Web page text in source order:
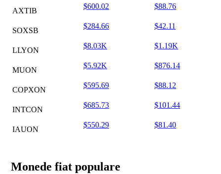
AXTIB
$600.02 $88.76
SOXSB
$284.66 $42.11
LLYON
$8.03K $1.19K
MUON
$5.92K $876.14
COPXON
$595.69 $88.12
INTCON
$685.73 $101.44
IAUON
$550.29 $81.40
Monede fiat populare